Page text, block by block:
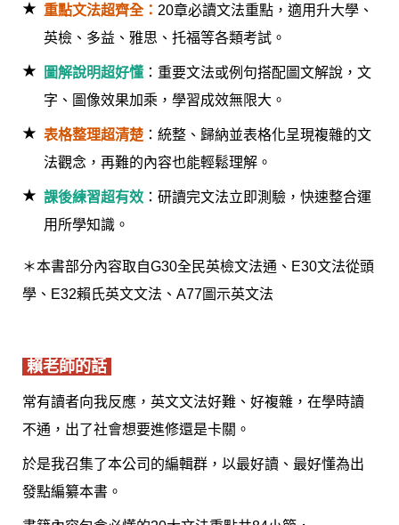
重點文法超齊全： 20章必讀文法重點，適用升大學、
英檢、多益、雅思、托福等各類考試。
圖解說明超好懂 ：重要文法或例句搭配圖文解說，文
字、圖像效果加乘，學習成效無限大。
表格整理超清楚 ：統整、歸納並表格化呈現複雜的文
法觀念，再難的內容也能輕鬆理解。
課後練習超有效 ：研讀完文法立即測驗，快速整合運
用所學知識。
＊本書部分內容取自G30全民英檢文法通、E30文法從頭
學、E32賴氏英文文法、A77圖示英文法
賴老師的話
常有讀者向我反應，英文文法好難、好複雜，在學時讀
不通，出了社會想要進修還是卡關。
於是我召集了本公司的編輯群，以最好讀、最好懂為出
發點編纂本書。